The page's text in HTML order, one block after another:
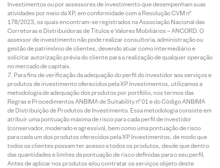
Investimentos ou por assessores de investimento que desempenham suas
atividades por meio da XP, em conformidade com a Resolução CVM nº
178/2023, os quais encontram-se registrados na Associação Nacional das
Corretoras e Distribuidoras de Títulos e Valores Mobiliários – ANCORD. O
assessor de investimento não pode realizar consultoria, administração ou
gestão de patrimônio de clientes, devendo atuar como intermediário e
solicitar autorização prévia do cliente para a realização de qualquer operação
no mercado de capitais.
Para fins de verificação da adequação do perfil do investidor aos serviços e
produtos de investimento oferecidos pela XP Investimentos, utilizamos a
metodologia de adequação dos produtos por portfólio, nos termos das
Regras e Procedimentos ANBIMA de Suitability nº 01 e do Código ANBIMA
de Distribuição de Produtos de Investimento. Essa metodologia consiste em
atribuir uma pontuação máxima de risco para cada perfil de investidor
(conservador, moderado e agressivo), bem como uma pontuação de risco
para cada um dos produtos oferecidos pela XP Investimentos, de modo que
todos os clientes possam ter acesso a todos os produtos, desde que dentro
das quantidades e limites da pontuação de risco definidas para o seu perfil.
Antes de aplicar nos produtos e/ou contratar os serviços objeto deste